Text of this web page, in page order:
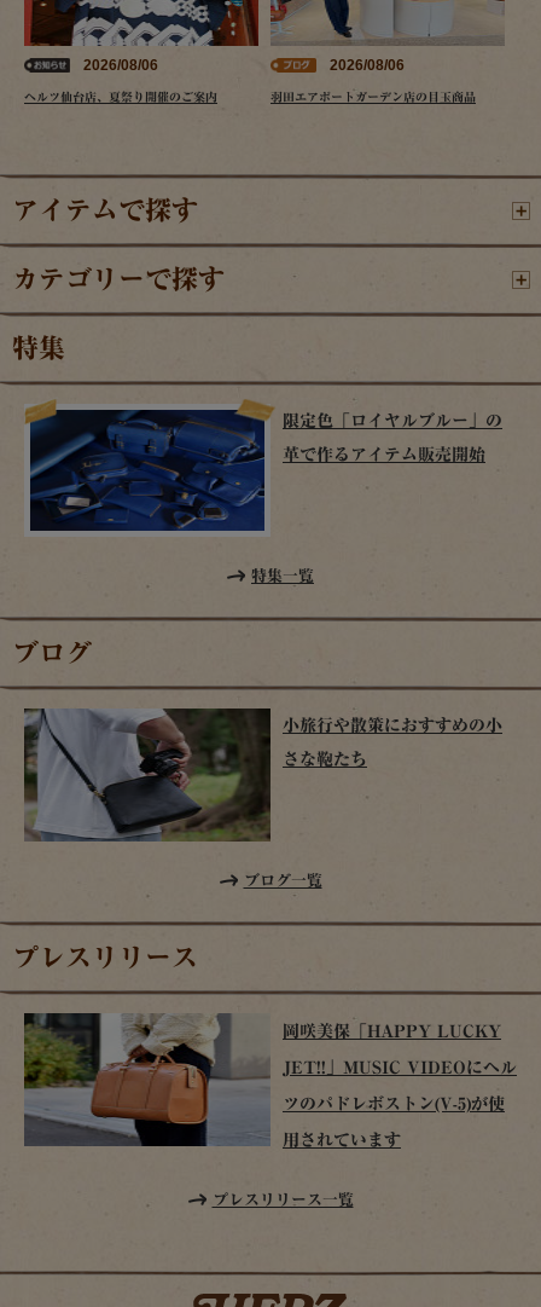
2026/08/06
ヘルツ仙台店、夏祭り開催のご案内
2026/08/06
羽田エアポートガーデン店の目玉商品
アイテムで探す
カテゴリーで探す
特集
限定色「ロイヤルブルー」の
革で作るアイテム販売開始
特集一覧
ブログ
小旅行や散策におすすめの小
さな鞄たち
ブログ一覧
プレスリリース
岡咲美保「HAPPY LUCKY
JET!!」MUSIC VIDEOにヘル
ツのパドレボストン(V-5)が使
用されています
プレスリリース一覧